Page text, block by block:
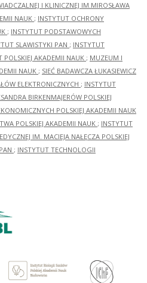
I KLINICZNEJ IM.MIROSŁAWA
NAUK ; INSTYTUT OCHRONY
; INSTYTUT PODSTAWOWYCH
SLAWISTYKI PAN ; INSTYTUT
POLSKIEJ AKADEMII NAUK ; MUZEUM I
NAUK ; SIEĆ BADAWCZA ŁUKASIEWICZ
ELEKTRONICZNYCH ; INSTYTUT
BIRKENMAJERÓW POLSKIEJ
POLSKIEJ AKADEMII NAUK
POLSKIEJ AKADEMII NAUK ; INSTYTUT
IM. MACIEJA NAŁĘCZA POLSKIEJ
; INSTYTUT TECHNOLOGII